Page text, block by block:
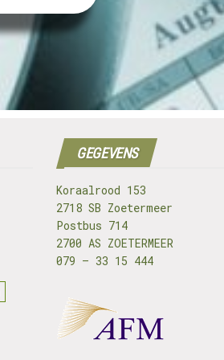
GEGEVENS
Koraalrood 153
2718 SB Zoetermeer
Postbus 714
2700 AS ZOETERMEER
079 – 33 15 444